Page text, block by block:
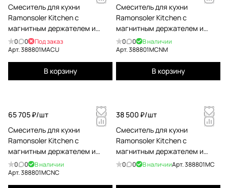
Смеситель для кухни
Ramonsoler Kitchen с
магнитным держателем и
гибким изливом magnet
388801масu 388801МАCU
0 0
Под заказ
Арт.388801МАCU
В корзину
Смеситель для кухни
Ramonsoler Kitchen с
магнитным держателем и
гибким изливом magnet
чёрный 388801MCNM
0 0
В наличии
Арт.388801MCNM
В корзину
65 705 ₽/шт
Смеситель для кухни
Ramonsoler Kitchen с
магнитным держателем и
гибким изливом magnet
никель 388801MCNC
0 0
В наличии
Арт.388801MCNC
38 500 ₽/шт
Смеситель для кухни
Ramonsoler Kitchen с
магнитным держателем и
гибким изливом magnet
0 0 В наличииАрт.388801MC